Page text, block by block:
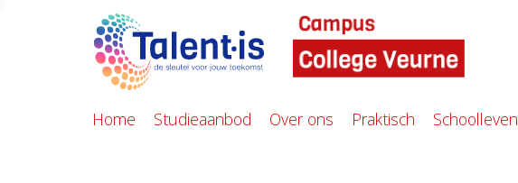
Home Studieaanbod Over ons Praktisch Schoolleven